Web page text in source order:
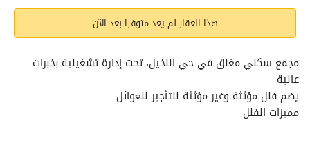
هذا العقار لم يعد متوفرا بعد الآن
عالية
يضم فلل مؤثثة وغير مؤثثة للتأجير للعوائل
مميزات الفلل